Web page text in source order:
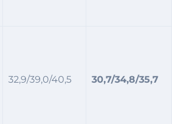
32,9/39,0/40,5 30,7/34,8/35,7